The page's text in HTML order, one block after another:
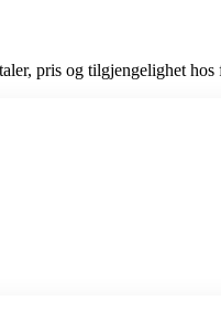
pris og tilgjengelighet